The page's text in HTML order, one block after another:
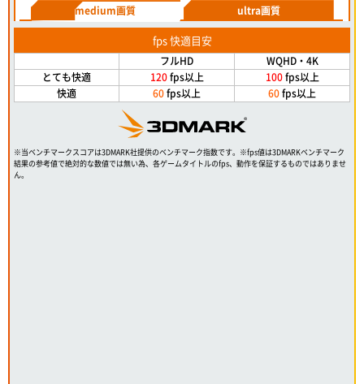
medium画質
ultra画質
fps 快適目安
フルHD
WQHD・4K
とても快適
120fps以上 100fps以上
快適
60fps以上 60fps以上
※当ベンチマークスコアは3DMARK社提供のベンチマーク指数です。※fps値は3DMARKベンチマーク
結果の参考値で絶対的な数値では無い為、各ゲームタイトルのfps、動作を保証するものではありませ
ん。